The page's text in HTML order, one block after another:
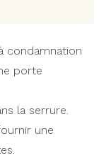
condamnation
porte
la serrure.
une